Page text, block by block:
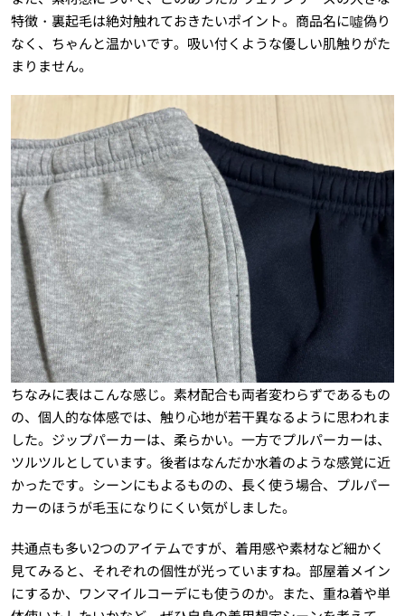
特徴・裏起毛は絶対触れておきたいポイント。商品名に噓偽り
なく、ちゃんと温かいです。吸い付くような優しい肌触りがた
まりません。
ちなみに表はこんな感じ。素材配合も両者変わらずであるもの
の、個人的な体感では、触り心地が若干異なるように思われま
した。ジップパーカーは、柔らかい。一方でプルパーカーは、
ツルツルとしています。後者はなんだか水着のような感覚に近
かったです。シーンにもよるものの、長く使う場合、プルパー
カーのほうが毛玉になりにくい気がしました。
共通点も多い2つのアイテムですが、着用感や素材など細かく
見てみると、それぞれの個性が光っていますね。部屋着メイン
にするか、ワンマイルコーデにも使うのか。また、重ね着や単